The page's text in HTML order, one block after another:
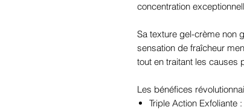
concentration
Sa texture gel-crème non
sensation de fraîcheur
tout en traitant les causes
Les bénéfices
Triple Action Exfoliante